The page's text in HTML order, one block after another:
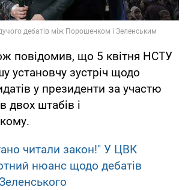
повідомив, що 5 квітня НСТУ
установчу зустріч щодо
у президенти за участю
двох штабів і
читали закон!" У ЦВК
нюанс щодо дебатів